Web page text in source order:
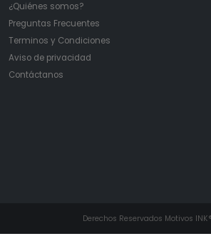
¿Quiénes somos?
Preguntas Frecuentes
Terminos y Condiciones
Aviso de privacidad
Contáctanos
Derechos Reservados Motivos